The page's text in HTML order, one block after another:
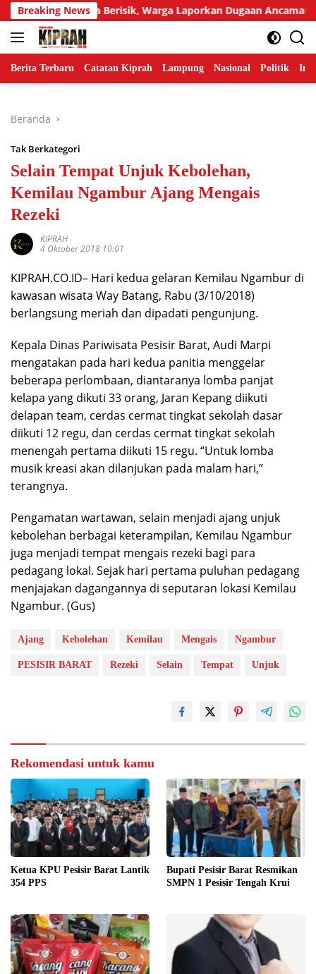
Langsung
ke
konten
Breaking News
Tetangga Berisik, Warga Laporkan Dugaan Ancaman
Berita Terbaru Catatan Kiprah Lampung Nasional Politik
Beranda
Tak Berkategori
Selain Tempat Unjuk Kebolehan,
Kemilau Ngambur Ajang Mengais
Rezeki
KIPRAH
4 Oktober 2018 10:01
KIPRAH.CO.ID– Hari kedua gelaran Kemilau Ngambur di
kawasan wisata Way Batang, Rabu (3/10/2018)
berlangsung meriah dan dipadati pengunjung.
Kepala Dinas Pariwisata Pesisir Barat, Audi Marpi
mengatakan pada hari kedua panitia menggelar
beberapa perlombaan, diantaranya lomba panjat
kelapa yang dikuti 33 orang, Jaran Kepang diikuti
delapan team, cerdas cermat tingkat sekolah dasar
diikuti 12 regu, dan cerdas cermat tingkat sekolah
menengah pertama diikuti 15 regu. “Untuk lomba
musik kreasi akan dilanjukan pada malam hari,”
terangnya.
Pengamatan wartawan, selain menjadi ajang unjuk
kebolehan berbagai keterampilan, Kemilau Ngambur
juga menjadi tempat mengais rezeki bagi para
pedagang lokal. Sejak hari pertama puluhan pedagang
menjajakan dagangannya di seputaran lokasi Kemilau
Ngambur. (Gus)
Ajang Kebolehan Kemilau Mengais Ngambur
PESISIR BARAT Rezeki Selain Tempat Unjuk
Rekomendasi untuk kamu
Ketua KPU Pesisir Barat Lantik
354 PPS
Bupati Pesisir Barat Resmikan
SMPN 1 Pesisir Tengah Krui